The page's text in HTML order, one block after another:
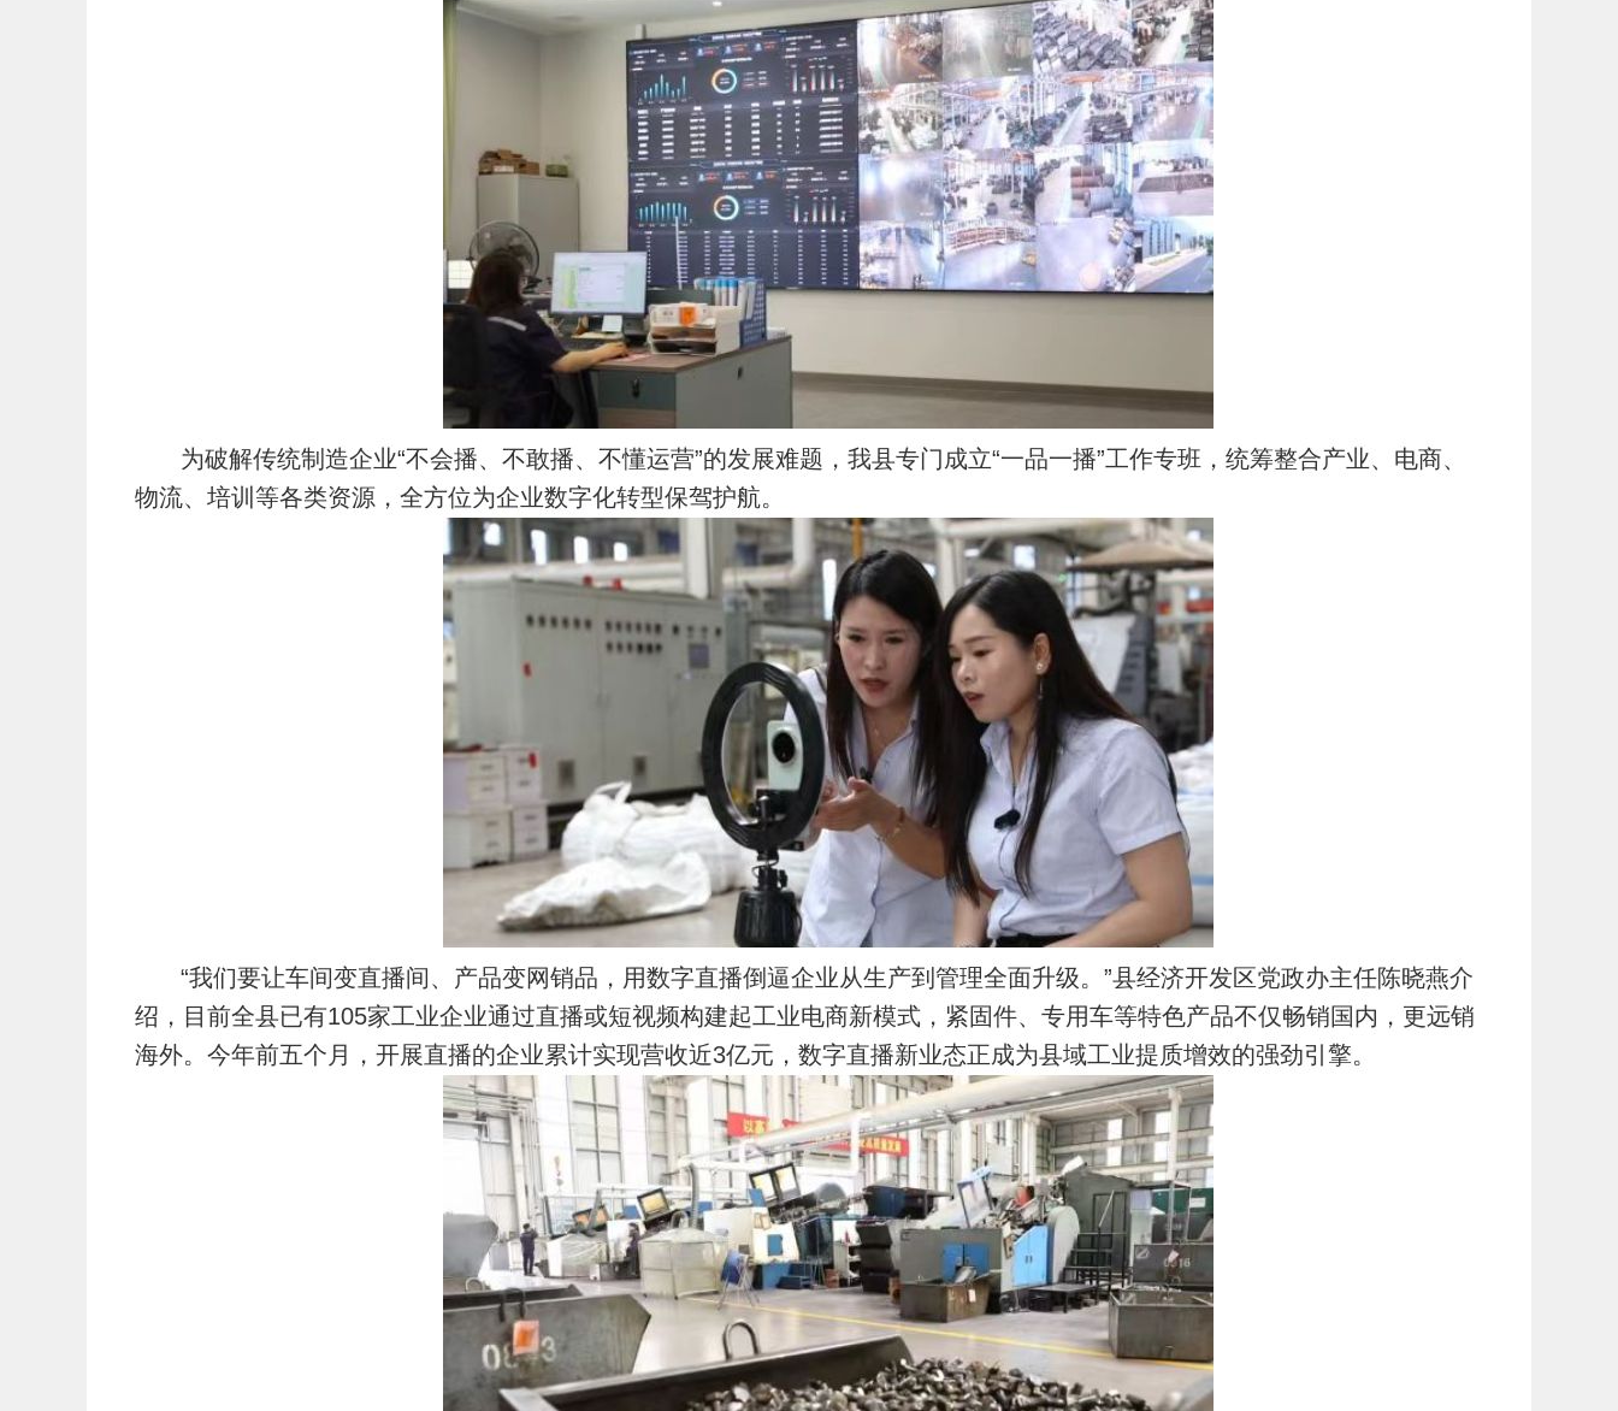
为破解传统制造企业“不会播、不敢播、不懂运营”的发展难题，我县专门成立“一品一播”工作专班，统筹整合产业、电商、
物流、培训等各类资源，全方位为企业数字化转型保驾护航。
“我们要让车间变直播间、产品变网销品，用数字直播倒逼企业从生产到管理全面升级。”县经济开发区党政办主任陈晓燕介
绍，目前全县已有105家工业企业通过直播或短视频构建起工业电商新模式，紧固件、专用车等特色产品不仅畅销国内，更远销
海外。今年前五个月，开展直播的企业累计实现营收近3亿元，数字直播新业态正成为县域工业提质增效的强劲引擎。